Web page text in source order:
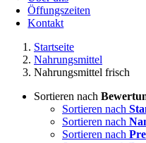
Öffungszeiten
Kontakt
Startseite
Nahrungsmittel
Nahrungsmittel frisch
Sortieren nach
Sortieren nach
Sortieren nach
Sortieren nach